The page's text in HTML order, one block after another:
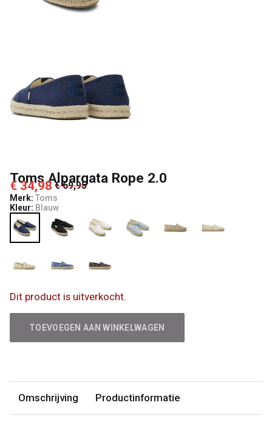
Toms Alpargata Rope 2.0
€ 34,98 € 69,95
Merk: Toms
Kleur: Blauw
Dit product is uitverkocht.
TOEVOEGEN AAN WINKELWAGEN
Omschrijving Productinformatie